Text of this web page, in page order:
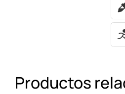
Productos